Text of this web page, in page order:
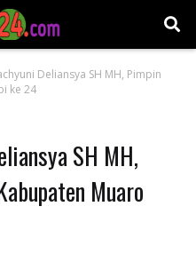
Deliansya SH MH, Pimpin
ke 24
SH MH,
Muaro